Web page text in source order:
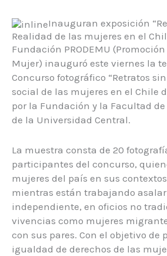
Inauguran exposición
Realidad de las mujeres en el
Fundación PRODEMU
Mujer) inauguró este viernes la
Concurso fotográfico “Retratos
social de las mujeres en el Chile
por la Fundación y la Facultad
de la Universidad Central.
La muestra consta de 20
participantes del concurso,
mujeres del país en sus
mientras están trabajando
independiente, en oficios no
vivencias como mujeres
con sus pares. Con el objetivo de
igualdad de derechos de las